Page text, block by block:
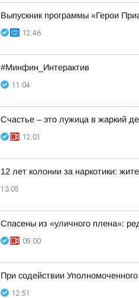
Выпускник программы «Герои
12:46
#Минфин_Интерактив
11:04
Счастье – это лужица в жаркий
12:01
12 лет колонии за наркотики:
13:05
Спасены из «уличного плена»:
09:00
При содействии
12:51